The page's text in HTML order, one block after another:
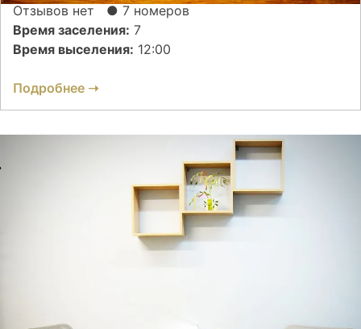
Отзывов нет
● 7 номеров
Время заселения: 7
Время выселения: 12:00
Подробнее ➝